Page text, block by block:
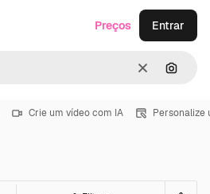
Limpar
Preços Entrar
Crie um vídeo com IA Personalize